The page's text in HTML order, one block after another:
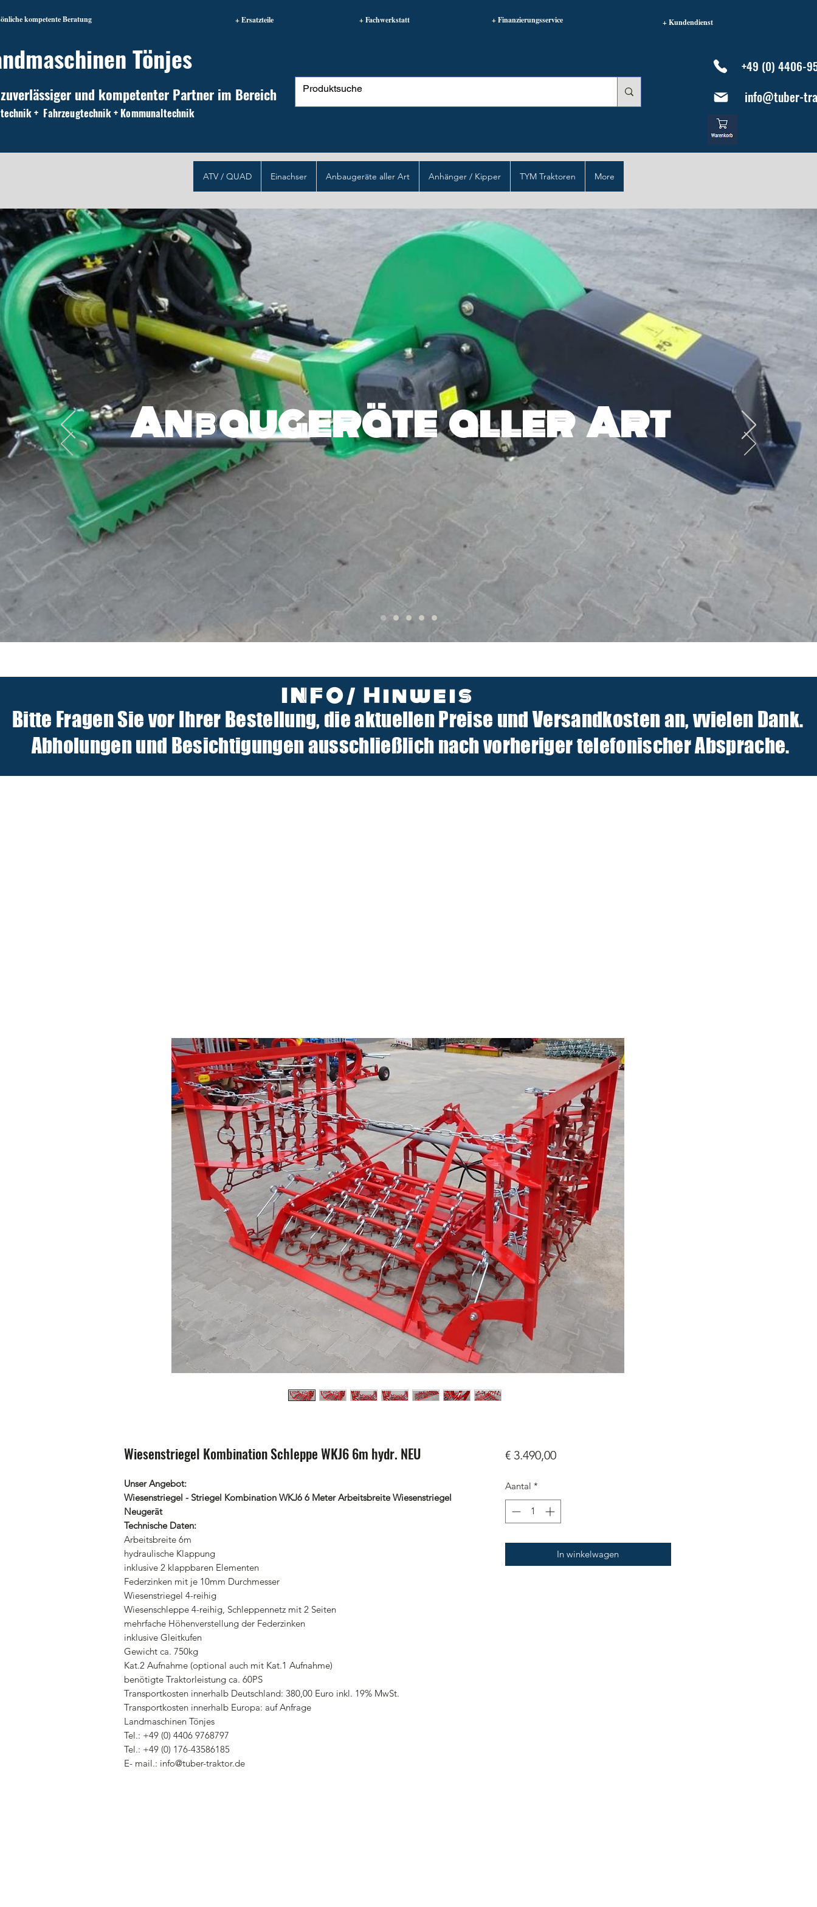
kompetente Beratung + Ersatzteile
Tönjes
und kompetenter Partner im Bereich
+ Fahrzeugtechnik + Kommunaltechnik
+ Fachwerkstatt + Finanzierungsservice + Kundendienst
+49 (0) 4406-
info@tuber-
ATV / QUAD Einachser Anbaugeräte aller Art Anhänger / Kipper TYM Traktoren More
Anbaugeräte aller Art
INFO/ Hinweis
Bitte Fragen Sie vor Ihrer Bestellung, die aktuellen Preise und Versandkosten an, vvielen Dank.
Abholungen und Besichtigungen ausschließlich nach vorheriger telefonischer Absprache.
Wiesenstriegel Kombination Schleppe WKJ6 6m hydr. NEU
Unser Angebot:
Wiesenstriegel - Striegel Kombination WKJ6 6 Meter Arbeitsbreite Wiesenstriegel
Neugerät
Technische Daten:
Arbeitsbreite 6m
hydraulische Klappung
inklusive 2 klappbaren Elementen
Federzinken mit je 10mm Durchmesser
Wiesenstriegel 4-reihig
Wiesenschleppe 4-reihig, Schleppennetz mit 2 Seiten
mehrfache Höhenverstellung der Federzinken
inklusive Gleitkufen
Gewicht ca. 750kg
Kat.2 Aufnahme (optional auch mit Kat.1 Aufnahme)
benötigte Traktorleistung ca. 60PS
Transportkosten innerhalb Deutschland: 380,00 Euro inkl. 19% MwSt.
Transportkosten innerhalb Europa: auf Anfrage
Landmaschinen Tönjes
Tel.: +49 (0) 4406 9768797
Tel.: +49 (0) 176-43586185
E- mail.: info@tuber-traktor.de
€ 3.490,00Prijs
Aantal *
In winkelwagen